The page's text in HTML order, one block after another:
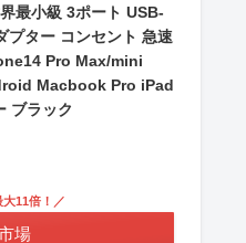
最小級 3ポート USB-
プター コンセント 急速
Pro Max/mini
Macbook Pro iPad
ブラック
大11倍！／
場